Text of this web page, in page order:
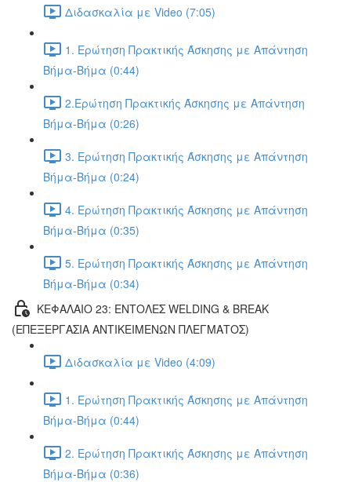
Διδασκαλία με Video (7:05)
1. Ερώτηση Πρακτικής Άσκησης με Απάντηση
Βήμα-Βήμα (0:44)
2.Ερώτηση Πρακτικής Άσκησης με Απάντηση
Βήμα-Βήμα (0:26)
3. Ερώτηση Πρακτικής Άσκησης με Απάντηση
Βήμα-Βήμα (0:24)
4. Ερώτηση Πρακτικής Άσκησης με Απάντηση
Βήμα-Βήμα (0:35)
5. Ερώτηση Πρακτικής Άσκησης με Απάντηση
Βήμα-Βήμα (0:34)
ΚΕΦΑΛΑΙΟ 23: ΕΝΤΟΛΕΣ WELDING & BREAK
(ΕΠΕΞΕΡΓΑΣΙΑ ΑΝΤΙΚΕΙΜΕΝΩΝ ΠΛΕΓΜΑΤΟΣ)
Διδασκαλία με Video (4:09)
1. Ερώτηση Πρακτικής Άσκησης με Απάντηση
Βήμα-Βήμα (0:44)
2. Ερώτηση Πρακτικής Άσκησης με Απάντηση
Βήμα-Βήμα (0:36)